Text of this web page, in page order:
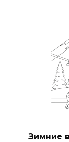
Зимние